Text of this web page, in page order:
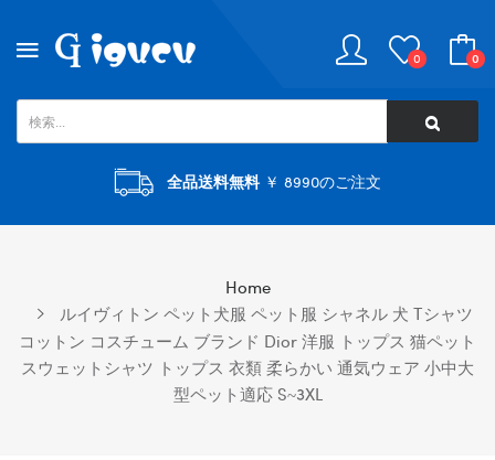
0 0
全品送料無料￥ 8990のご注文
Home
ルイヴィトン ペット犬服 ペット服 シャネル 犬 Tシャツ
コットン コスチューム ブランド Dior 洋服 トップス 猫ペット
スウェットシャツ トップス 衣類 柔らかい 通気ウェア 小中大
型ペット適応 S~3XL